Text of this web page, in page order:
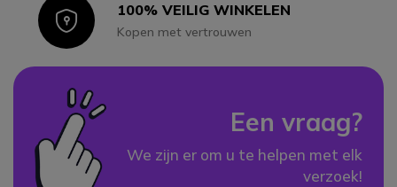
Icon100% VEILIG WINKELEN
Kopen met vertrouwen
Een vraag?
We zijn er om u te helpen met elk
verzoek!